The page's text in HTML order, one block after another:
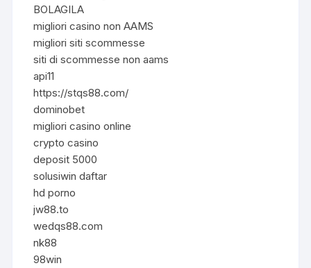
BOLAGILA
migliori casino non AAMS
migliori siti scommesse
siti di scommesse non aams
api11
https://stqs88.com/
dominobet
migliori casino online
crypto casino
deposit 5000
solusiwin daftar
hd porno
jw88.to
wedqs88.com
nk88
98win